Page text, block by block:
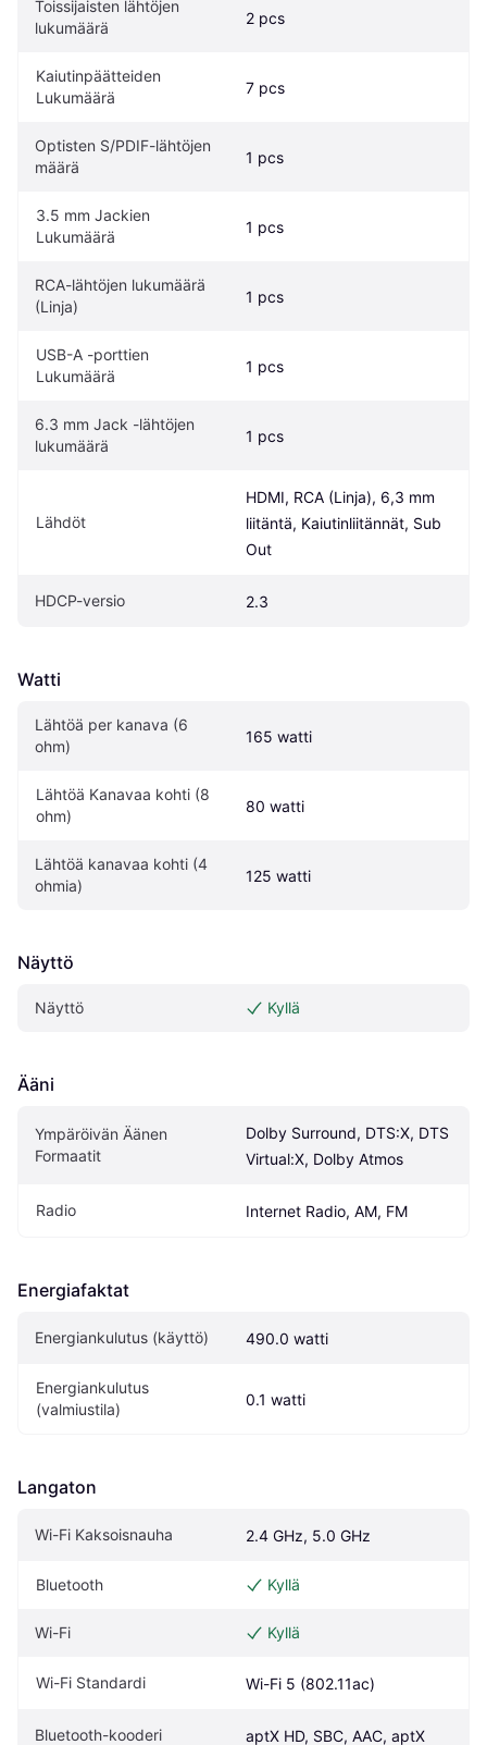
Toissijaisten lähtöjen
lukumäärä
2 pcs
Kaiutinpäätteiden
Lukumäärä
7 pcs
Optisten S/PDIF-lähtöjen
määrä
1 pcs
3.5 mm Jackien
Lukumäärä
1 pcs
RCA-lähtöjen lukumäärä
(Linja)
1 pcs
USB-A -porttien
Lukumäärä
1 pcs
6.3 mm Jack -lähtöjen
lukumäärä
1 pcs
Lähdöt
HDMI, RCA (Linja), 6,3 mm
liitäntä, Kaiutinliitännät, Sub
Out
HDCP-versio 2.3
Watti
Lähtöä per kanava (6
ohm)
165 watti
Lähtöä Kanavaa kohti (8
ohm)
80 watti
Lähtöä kanavaa kohti (4
ohmia)
125 watti
Näyttö
Näyttö Kyllä
Ääni
Ympäröivän Äänen
Formaatit
Dolby Surround, DTS:X, DTS
Virtual:X, Dolby Atmos
Radio Internet Radio, AM, FM
Energiafaktat
Energiankulutus (käyttö) 490.0 watti
Energiankulutus
(valmiustila)
0.1 watti
Langaton
Wi-Fi Kaksoisnauha 2.4 GHz, 5.0 GHz
Bluetooth Kyllä
Wi-Fi Kyllä
Wi-Fi Standardi Wi-Fi 5 (802.11ac)
Bluetooth-kooderi aptX HD, SBC, AAC, aptX